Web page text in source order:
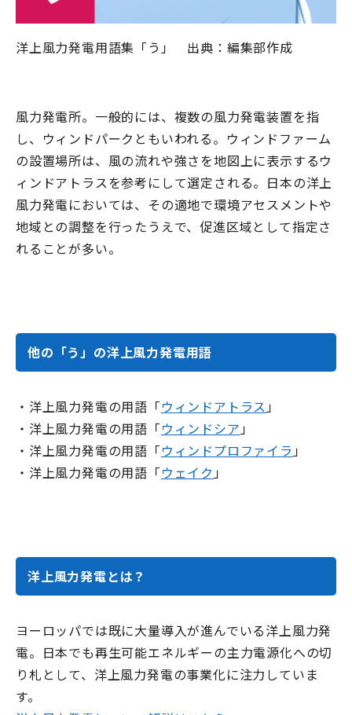
洋上風力発電用語集「う」 出典：編集部作成
風力発電所。一般的には、複数の風力発電装置を指
し、ウィンドパークともいわれる。ウィンドファーム
の設置場所は、風の流れや強さを地図上に表示するウ
ィンドアトラスを参考にして選定される。日本の洋上
風力発電においては、その適地で環境アセスメントや
地域との調整を行ったうえで、促進区域として指定さ
れることが多い。
他の「う」の洋上風力発電用語
・洋上風力発電の用語「ウィンドアトラス 」
・洋上風力発電の用語「ウィンドシア 」
・洋上風力発電の用語「ウィンドプロファイラ 」
・洋上風力発電の用語「ウェイク 」
洋上風力発電とは？
ヨーロッパでは既に大量導入が進んでいる洋上風力発
電。日本でも再生可能エネルギーの主力電源化への切
り札として、洋上風力発電の事業化に注力していま
す。